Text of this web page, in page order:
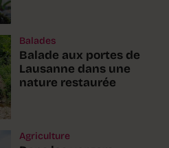
Balades
Balade aux portes de
Lausanne dans une
nature restaurée
Agriculture